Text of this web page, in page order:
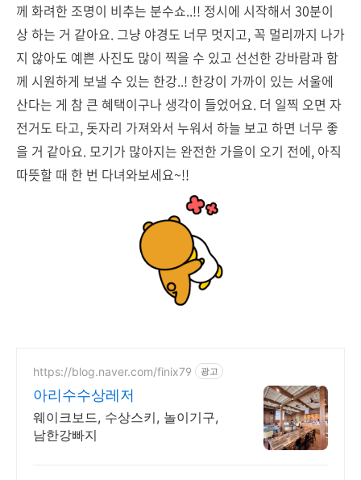
께 화려한 조명이 비추는 분수쇼..!! 정시에 시작해서 30분이
상 하는 거 같아요. 그냥 야경도 너무 멋지고, 꼭 멀리까지 나가
지 않아도 예쁜 사진도 많이 찍을 수 있고 선선한 강바람과 함
께 시원하게 보낼 수 있는 한강..! 한강이 가까이 있는 서울에
산다는 게 참 큰 혜택이구나 생각이 들었어요. 더 일찍 오면 자
전거도 타고, 돗자리 가져와서 누워서 하늘 보고 하면 너무 좋
을 거 같아요. 모기가 많아지는 완전한 가을이 오기 전에, 아직
따뜻할 때 한 번 다녀와보세요~!!
https://blog.naver.com/finix79 광고
아리수수상레저
웨이크보드, 수상스키, 놀이기구,
남한강빠지